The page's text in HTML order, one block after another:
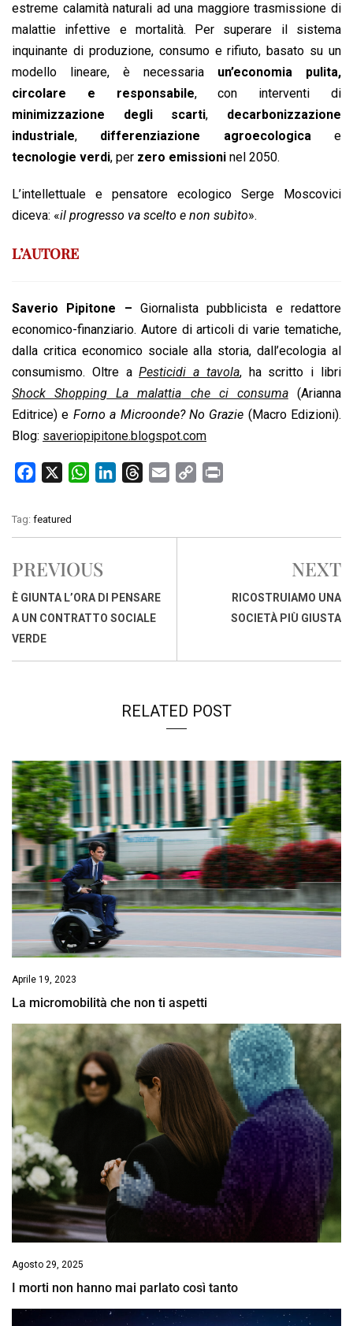
estreme calamità naturali ad una maggiore trasmissione di
malattie infettive e mortalità. Per superare il sistema
inquinante di produzione, consumo e rifiuto, basato su un
modello lineare, è necessaria un’economia pulita,
circolare e responsabile, con interventi di
minimizzazione degli scarti, decarbonizzazione
industriale, differenziazione agroecologicae
tecnologie verdi, per zero emissioni nel 2050.
L’intellettuale e pensatore ecologico Serge Moscovici
diceva: «il progresso va scelto e non subìto».
L’AUTORE
Saverio Pipitone – Giornalista pubblicista e redattore
economico-finanziario. Autore di articoli di varie tematiche,
dalla critica economico sociale alla storia, dall’ecologia al
consumismo. Oltre aPesticidi a tavola, ha scritto i libri
Shock Shopping La malattia
che ci consuma(Arianna
Editrice) e Forno a Microonde? No Grazie (Macro Edizioni).
Blog: saveriopipitone.blogspot.com
c
e
o
o
k
W
t
A
p
p
k
I
n
e
s
i
y
n
Tag: featured
PREVIOUS
È GIUNTA L’ORA DI PENSARE
A UN CONTRATTO SOCIALE
VERDE
NEXT
RICOSTRUIAMO UNA
SOCIETÀ PIÙ GIUSTA
RELATED POST
Aprile 19, 2023
La micromobilità che non ti aspetti
Agosto 29, 2025
I morti non hanno mai parlato così tanto